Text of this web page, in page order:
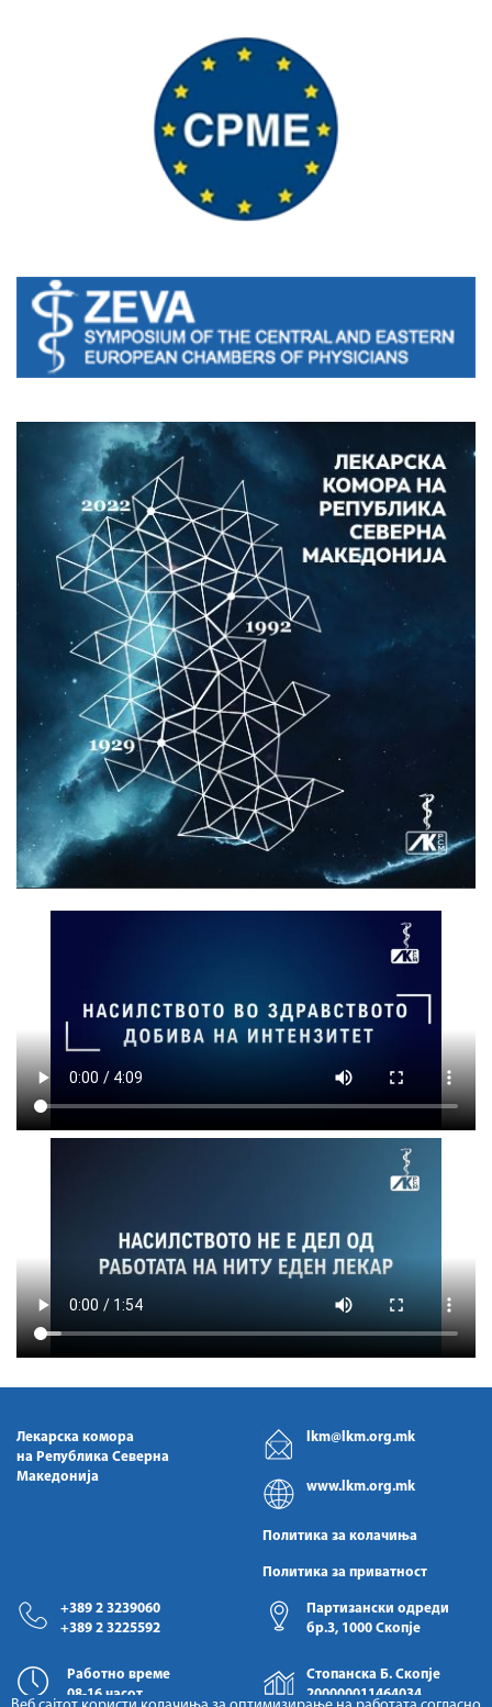
Лекарска комора
на Република Северна
Македонија
lkm@lkm.org.mk
www.lkm.org.mk
Политика за колачиња
Политика за приватност
+389 2 3239060
+389 2 3225592
Партизански одреди
бр.3, 1000 Скопје
Работно време
08-16 часот
Стопанска Б. Скопје
200000011464034